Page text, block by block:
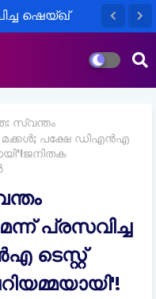
ഷെയ്ഖ്
സ്വന്തം
മക്കള്‍; പക്ഷേ ഡിഎൻഎ
പ്രസവിച്ച
ടെസ്റ്റ്